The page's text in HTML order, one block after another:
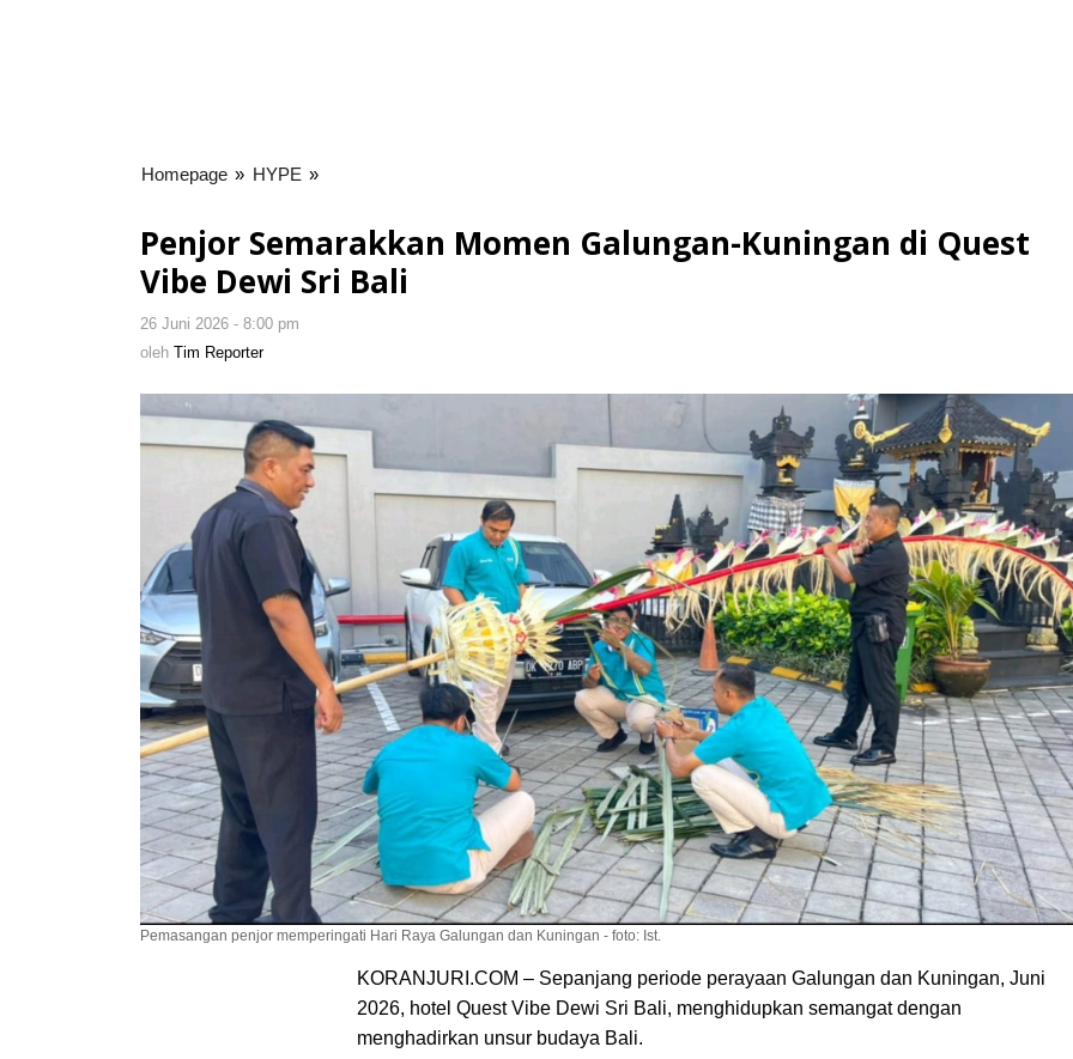
Homepage » HYPE »
Momen
Galungan-
Kuningan
Penjor Semarakkan Momen Galungan-Kuningan di Quest
Vibe Dewi Sri Bali
26 Juni 2026 - 8:00 pm
oleh Tim Reporter
Pemasangan penjor memperingati Hari Raya Galungan dan Kuningan - foto: Ist.
KORANJURI.COM – Sepanjang periode perayaan Galungan dan Kuningan, Juni
2026, hotel Quest Vibe Dewi Sri Bali, menghidupkan semangat dengan
menghadirkan unsur budaya Bali.